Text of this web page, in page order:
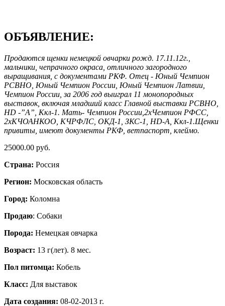
ОБЪЯВЛЕНИЕ:
Продаются щенки немецкой овчарки рожд. 17.11.12г.,
мальчики, чепрачного окраса, отличного загородного
выращивания, с документами РКФ. Отец - Юный Чемпион
РСВНО, Юный Чемпион России, Юный Чемпион Латвии,
Чемпион России, за 2006 год выиграл 11 монопородных
выставок, включая младший класс Главной выставки РСВНО,
HD -”A”, Ккл-1. Мать- Чемпион России,2хЧемпион РФСС,
2хКЧОАНКОО, КЧРФЛС, ОКД-1, ЗКС-1, HD-A, Ккл-1.Щенки
привиты, имеют документы РКФ, ветпаспорт, клеймо.
25000.00 руб.
Страна: Россия
Регион: Московская область
Город: Коломна
Продаю: Собаки
Порода: Немецкая овчарка
Возраст: 13 г(лет). 8 мес.
Пол питомца: Кобель
Класс: Для выставок
Дата создания: 08-02-2013 г.